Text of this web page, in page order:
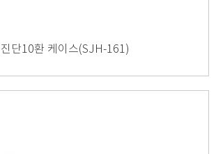
단10환 케이스(SJH-161)